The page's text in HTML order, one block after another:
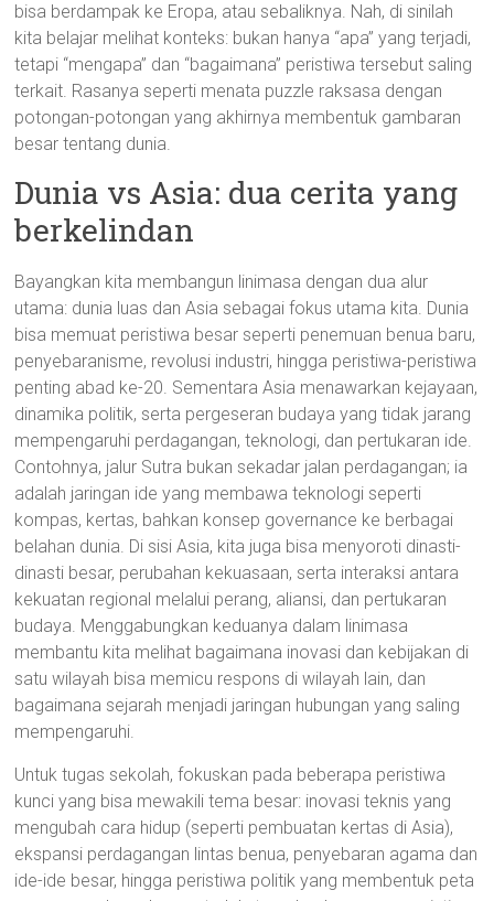
bisa berdampak ke Eropa, atau sebaliknya. Nah, di sinilah
kita belajar melihat konteks: bukan hanya “apa” yang terjadi,
tetapi “mengapa” dan “bagaimana” peristiwa tersebut saling
terkait. Rasanya seperti menata puzzle raksasa dengan
potongan-potongan yang akhirnya membentuk gambaran
besar tentang dunia.
Dunia vs Asia: dua cerita yang
berkelindan
Bayangkan kita membangun linimasa dengan dua alur
utama: dunia luas dan Asia sebagai fokus utama kita. Dunia
bisa memuat peristiwa besar seperti penemuan benua baru,
penyebaranisme, revolusi industri, hingga peristiwa-peristiwa
penting abad ke-20. Sementara Asia menawarkan kejayaan,
dinamika politik, serta pergeseran budaya yang tidak jarang
mempengaruhi perdagangan, teknologi, dan pertukaran ide.
Contohnya, jalur Sutra bukan sekadar jalan perdagangan; ia
adalah jaringan ide yang membawa teknologi seperti
kompas, kertas, bahkan konsep governance ke berbagai
belahan dunia. Di sisi Asia, kita juga bisa menyoroti dinasti-
dinasti besar, perubahan kekuasaan, serta interaksi antara
kekuatan regional melalui perang, aliansi, dan pertukaran
budaya. Menggabungkan keduanya dalam linimasa
membantu kita melihat bagaimana inovasi dan kebijakan di
satu wilayah bisa memicu respons di wilayah lain, dan
bagaimana sejarah menjadi jaringan hubungan yang saling
mempengaruhi.
Untuk tugas sekolah, fokuskan pada beberapa peristiwa
kunci yang bisa mewakili tema besar: inovasi teknis yang
mengubah cara hidup (seperti pembuatan kertas di Asia),
ekspansi perdagangan lintas benua, penyebaran agama dan
ide-ide besar, hingga peristiwa politik yang membentuk peta